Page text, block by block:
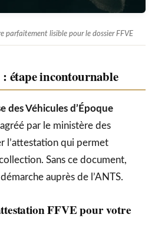
parfaitement lisible pour le dossier FFVE
étape incontournable
des Véhicules d’Époque
par le ministère des
l’attestation qui permet
Sans ce document,
auprès de l’ANTS.
FFVE pour votre